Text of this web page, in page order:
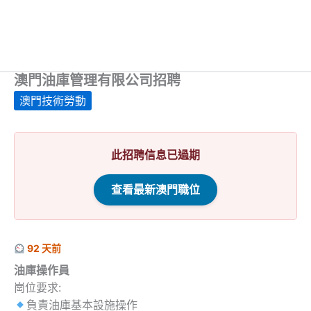
澳門油庫管理有限公司招聘
澳門技術勞動
此招聘信息已過期
查看最新澳門職位
92 天前
油庫操作員
崗位要求:
負責油庫基本設施操作